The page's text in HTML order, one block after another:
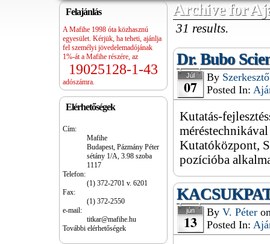
Felajánlás
A Mafihe 1998 óta közhasznú
egyesület. Kérjük, ha teheti, ajánlja
fel személyi jövedelemadójának
1%-át a Mafihe részére, az
19025128-1-43
adószámra.
Elérhetőségek
Cím:
Mafihe
Budapest, Pázmány Péter
sétány 1/A, 3.98 szoba
1117
Telefon:
(1) 372-2701 v. 6201
Fax:
(1) 372-2550
e-mail:
titkar@mafihe.hu
További elérhetőségek
Archive for
31 results.
Dr. Bubo
Júl
07 By Szerkesztő
Posted In:
Kutatás-
Kutatóközpont,
pozícióba
jún
13 ByV. Péter
Posted In: